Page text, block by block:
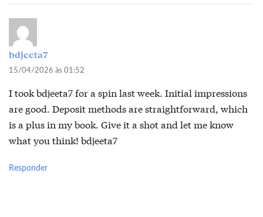
bdjeeta7
15/04/2026 às 01:52
I took bdjeeta7 for a spin last week. Initial impressions
are good. Deposit methods are straightforward, which
is a plus in my book. Give it a shot and let me know
what you think! bdjeeta7
Responder